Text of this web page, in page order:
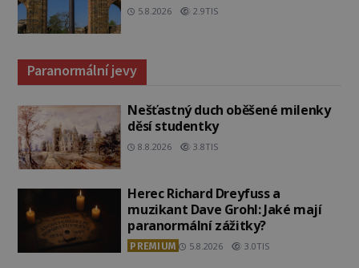
5.8.2026 2.9TIS
Paranormální jevy
Nešťastný duch oběšené milenky
děsí studentky
8.8.2026 3.8TIS
Herec Richard Dreyfuss a
muzikant Dave Grohl: Jaké mají
paranormální zážitky?
PREMIUM 5.8.2026 3.0TIS